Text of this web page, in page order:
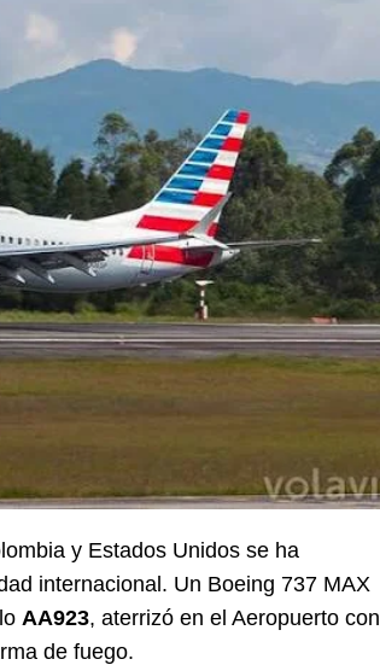
presidencial: así será la investidura de Abelardo
y Estados Unidos se ha
internacional. Un Boeing 737 MAX
AA923, aterrizó en el Aeropuerto con
de fuego.